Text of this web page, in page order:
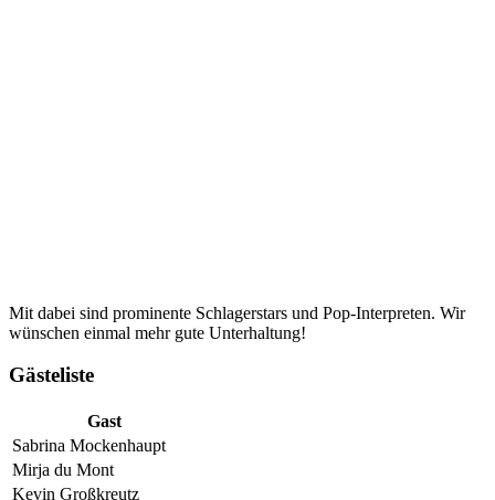
Mit dabei sind prominente Schlagerstars und Pop-Interpreten. Wir
wünschen einmal mehr gute Unterhaltung!
Gästeliste
Gast
Sabrina Mockenhaupt
Mirja du Mont
Kevin Großkreutz